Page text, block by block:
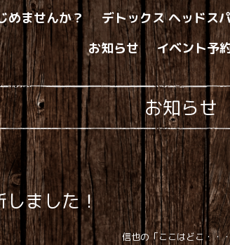
めませんか？
デトックス ヘッドス
お知らせ
イベント予
お知らせ
ました！
信也の「ここはどこ・・